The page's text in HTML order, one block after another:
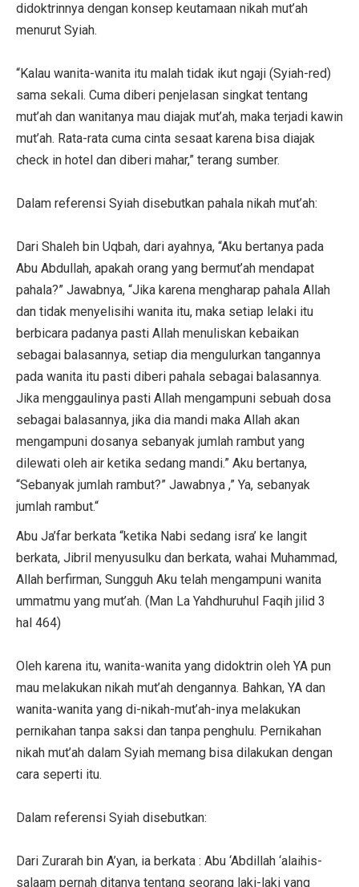
didoktrinnya dengan konsep keutamaan nikah mut’ah
menurut Syiah.
“Kalau wanita-wanita itu malah tidak ikut ngaji (Syiah-red)
sama sekali. Cuma diberi penjelasan singkat tentang
mut’ah dan wanitanya mau diajak mut’ah, maka terjadi kawin
mut’ah. Rata-rata cuma cinta sesaat karena bisa diajak
check in hotel dan diberi mahar,” terang sumber.
Dalam referensi Syiah disebutkan pahala nikah mut’ah:
Dari Shaleh bin Uqbah, dari ayahnya, “Aku bertanya pada
Abu Abdullah, apakah orang yang bermut’ah mendapat
pahala?” Jawabnya, “Jika karena mengharap pahala Allah
dan tidak menyelisihi wanita itu, maka setiap lelaki itu
berbicara padanya pasti Allah menuliskan kebaikan
sebagai balasannya, setiap dia mengulurkan tangannya
pada wanita itu pasti diberi pahala sebagai balasannya.
Jika menggaulinya pasti Allah mengampuni sebuah dosa
sebagai balasannya, jika dia mandi maka Allah akan
mengampuni dosanya sebanyak jumlah rambut yang
dilewati oleh air ketika sedang mandi.” Aku bertanya,
“Sebanyak jumlah rambut?” Jawabnya ,” Ya, sebanyak
jumlah rambut.“
Abu Ja’far berkata “ketika Nabi sedang isra’ ke langit
berkata, Jibril menyusulku dan berkata, wahai Muhammad,
Allah berfirman, Sungguh Aku telah mengampuni wanita
ummatmu yang mut’ah. (Man La Yahdhuruhul Faqih jilid 3
hal 464)
Oleh karena itu, wanita-wanita yang didoktrin oleh YA pun
mau melakukan nikah mut’ah dengannya. Bahkan, YA dan
wanita-wanita yang di-nikah-mut’ah-inya melakukan
pernikahan tanpa saksi dan tanpa penghulu. Pernikahan
nikah mut’ah dalam Syiah memang bisa dilakukan dengan
cara seperti itu.
Dalam referensi Syiah disebutkan:
Dari Zurarah bin A’yan, ia berkata : Abu ‘Abdillah ‘alaihis-
salaam pernah ditanya tentang seorang laki-laki yang